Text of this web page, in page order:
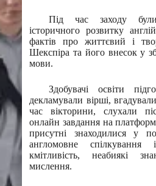
Під час заходу
історичного розвитку
фактів про життєвий і
Шекспіра та його внесок у
мови.
Здобувачі освіти
декламували вірші,
час вікторини, слухали
онлайн завдання на
присутні знаходилися у
англомовне
кмітливість, неабиякі
мислення.